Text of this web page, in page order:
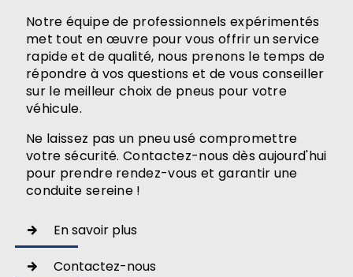
Notre équipe de professionnels expérimentés
met tout en œuvre pour vous offrir un service
rapide et de qualité, nous prenons le temps de
répondre à vos questions et de vous conseiller
sur le meilleur choix de pneus pour votre
véhicule.
Ne laissez pas un pneu usé compromettre
votre sécurité. Contactez-nous dès aujourd'hui
pour prendre rendez-vous et garantir une
conduite sereine !
En savoir plus
Contactez-nous